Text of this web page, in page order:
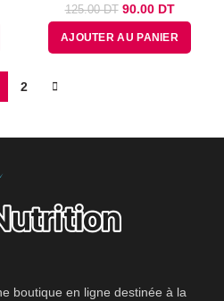
125.00DT Le
prix
initial
était :
90.00DTLe
prix
actuel
est :
AJOUTER AU PANIER
2
boutique en ligne destinée à la